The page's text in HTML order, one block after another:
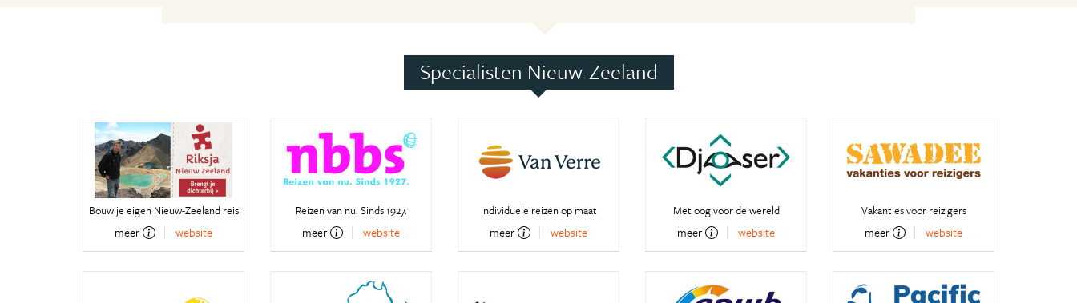
Specialisten Nieuw-Zeeland
Bouw je eigen Nieuw-Zeeland reis
meer website
Reizen van nu. Sinds 1927.
meer website
Individuele reizen op maat
meer website
Met oog voor de wereld
meer website
Vakanties voor reizigers
meer website